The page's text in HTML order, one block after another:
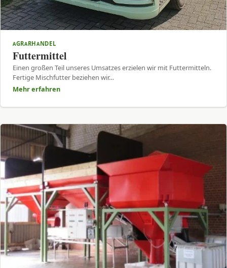
AGRARHANDEL
Futtermittel
Einen großen Teil unseres Umsatzes erzielen wir mit Futtermitteln.
Fertige Mischfutter beziehen wir…
Mehr erfahren